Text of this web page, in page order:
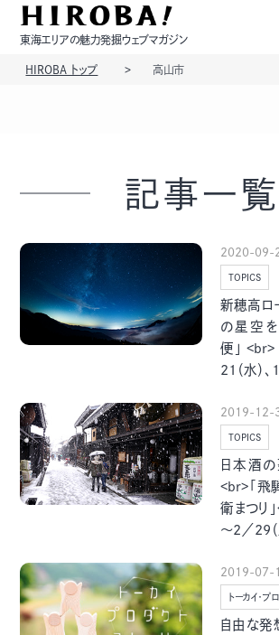
東海エリアの魅力発掘ウェブマガジン
モノ
季節・まち まち・
HIROBA トップ 高山市
記事一覧
2020-09-
TOPICS
新穂高ロ
の星空
便」
21（水）、
2019-12-
TOPICS
日本酒の
<br>「飛
衛まつり
～2／29（
2019-07-
トーカイ・プ
自由な